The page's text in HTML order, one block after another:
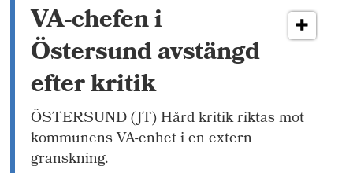
VA-chefen i
Östersund avstängd
efter kritik
ÖSTERSUND (JT) Hård kritik riktas mot
kommunens VA-enhet i en extern
granskning.